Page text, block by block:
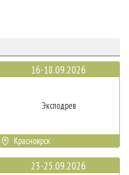
16-18.09.2026
Эксподрев
Красноярск
23-25.09.2026